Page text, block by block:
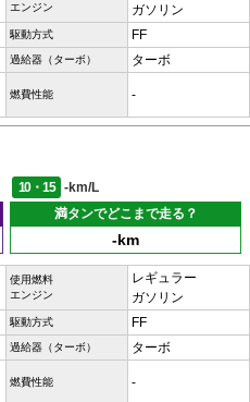
エンジン
ガソリン
駆動方式 FF
過給器（ターボ） ターボ
燃費性能 -
10・15
-km/L
満タンでどこまで走る？
-km
使用燃料
エンジン
レギュラー
ガソリン
駆動方式 FF
過給器（ターボ） ターボ
燃費性能 -